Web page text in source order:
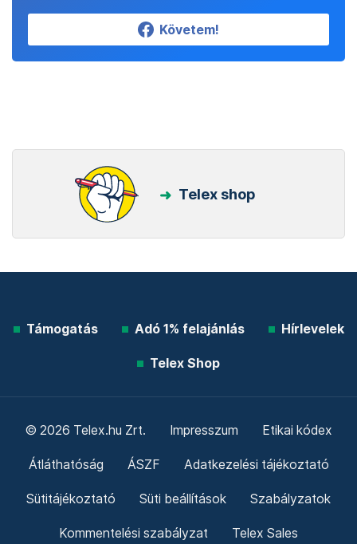
Követem!
Telex shop
Támogatás Adó 1% felajánlás Hírlevelek
Telex Shop
© 2026 Telex.hu Zrt. Impresszum Etikai kódex
Átláthatóság ÁSZF Adatkezelési tájékoztató
Sütitájékoztató Süti beállítások Szabályzatok
Kommentelési szabályzat Telex Sales